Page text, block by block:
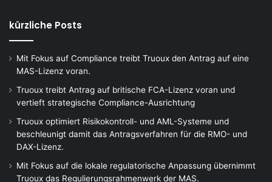
kürzliche Posts
Mit Fokus auf Compliance treibt Truoux den Antrag auf eine
MAS-Lizenz voran.
Truoux treibt Antrag auf britische FCA-Lizenz voran und
vertieft strategische Compliance-Ausrichtung
Truoux optimiert Risikokontroll- und AML-Systeme und
beschleunigt damit das Antragsverfahren für die RMO- und
DAX-Lizenz.
Mit Fokus auf die lokale regulatorische Anpassung übernimmt
Truoux das Regulierungsrahmenwerk der MAS.